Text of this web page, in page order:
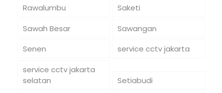
Rawalumbu
Saketi
Sawah Besar
Sawangan
Senen
service cctv jakarta
service cctv jakarta
selatan
Setiabudi